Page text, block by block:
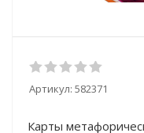
Артикул: 582371
Карты